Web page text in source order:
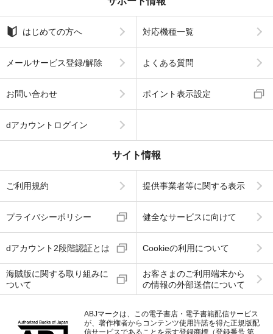
はじめての方へ 対応機種一覧
メールサービス登録/解除 よくある質問
お問い合わせ ポイント表示設定
dアカウントログイン
サイト情報
ご利用規約 提供事業者等に関する表示
プライバシーポリシー 健全なサービスに向けて
dアカウント2段階認証とは Cookieの利用について
海賊版に関する取り組みに
ついて
お客さまのご利用端末から
の情報の外部送信について
ABJマークは、この電子書店・電子書籍配信サービス
が、著作権者からコンテンツ使用許諾を得た正規版配